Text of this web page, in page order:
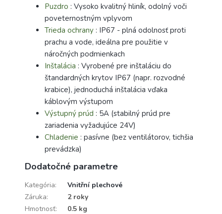
Puzdro : Vysoko kvalitný hliník, odolný voči
poveternostným vplyvom
Trieda ochrany : IP67 - plná odolnosť proti
prachu a vode, ideálna pre použitie v
náročných podmienkach
Inštalácia : Vyrobené pre inštaláciu do
štandardných krytov IP67 (napr. rozvodné
krabice), jednoduchá inštalácia vďaka
káblovým výstupom
Výstupný prúd : 5A (stabilný prúd pre
zariadenia vyžadujúce 24V)
Chladenie : pasívne (bez ventilátorov, tichšia
prevádzka)
Dodatočné parametre
Kategória:
Vnitřní plechové
Záruka:
2 roky
Hmotnosť:
0.5 kg